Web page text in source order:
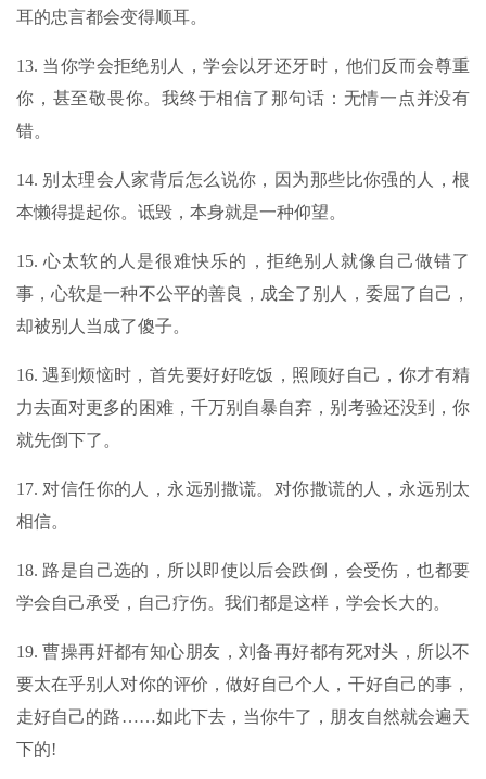
耳的忠言都会变得顺耳。
13. 当你学会拒绝别人，学会以牙还牙时，他们反而会尊重
你，甚至敬畏你。我终于相信了那句话：无情一点并没有
错。
14. 别太理会人家背后怎么说你，因为那些比你强的人，根
本懒得提起你。诋毁，本身就是一种仰望。
15. 心太软的人是很难快乐的，拒绝别人就像自己做错了
事，心软是一种不公平的善良，成全了别人，委屈了自己，
却被别人当成了傻子。
16. 遇到烦恼时，首先要好好吃饭，照顾好自己，你才有精
力去面对更多的困难，千万别自暴自弃，别考验还没到，你
就先倒下了。
17. 对信任你的人，永远别撒谎。对你撒谎的人，永远别太
相信。
18. 路是自己选的，所以即使以后会跌倒，会受伤，也都要
学会自己承受，自己疗伤。我们都是这样，学会长大的。
19. 曹操再奸都有知心朋友，刘备再好都有死对头，所以不
要太在乎别人对你的评价，做好自己个人，干好自己的事，
走好自己的路……如此下去，当你牛了，朋友自然就会遍天
下的!